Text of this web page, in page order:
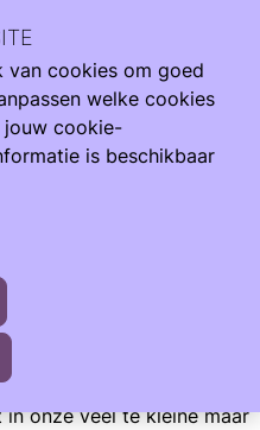
Zoeken
heeft haar leven verrijkt en
vertel ik jullie graag
en mijn leven met dit
in Londen
moest ik afscheid nemen
onze veel te kleine maar
van cookies om goed
welke cookies
jouw cookie-
is beschikbaar